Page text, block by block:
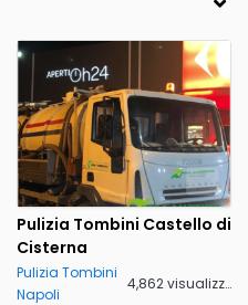
Pulizia Tombini Castello di
Cisterna
Pulizia Tombini
Napoli
4,862 visualizzazioni